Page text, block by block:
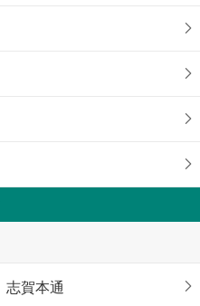
志賀本通